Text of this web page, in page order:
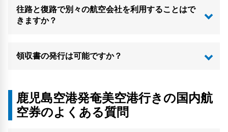
往路と復路で別々の航空会社を利用することはで
きますか？
領収書の発行は可能ですか？
鹿児島空港発奄美空港行きの国内航
空券のよくある質問